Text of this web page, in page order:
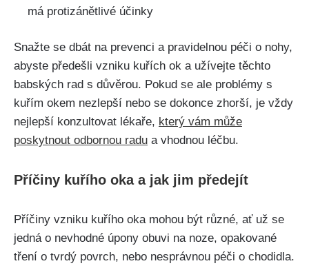
má protizánětlivé účinky
Snažte⁤ se ⁤dbát na prevenci a ‌pravidelnou péči o nohy,
abyste předešli vzniku kuřích ok ⁤a užívejte těchto⁤
babských rad ‍s důvěrou. ⁢Pokud se ale problémy s
kuřím‍ okem nezlepší nebo se dokonce zhorší, je vždy
nejlepší konzultovat ​lékaře, který vám může
⁢poskytnout ⁤odbornou radu ⁢a vhodnou léčbu.
Příčiny ⁣kuřího oka a jak ‌jim ‌předejít
Příčiny vzniku kuřího‍ oka mohou být ​různé, ať už se
jedná o nevhodné úpony⁢ obuvi na noze,⁤ opakované
tření o ‍tvrdý povrch, nebo nesprávnou péči o chodidla.